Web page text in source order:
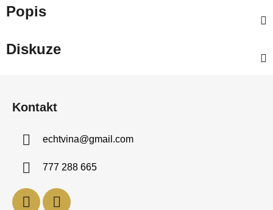
Popis
Diskuze
Kontakt
echtvina@gmail.com
777 288 665